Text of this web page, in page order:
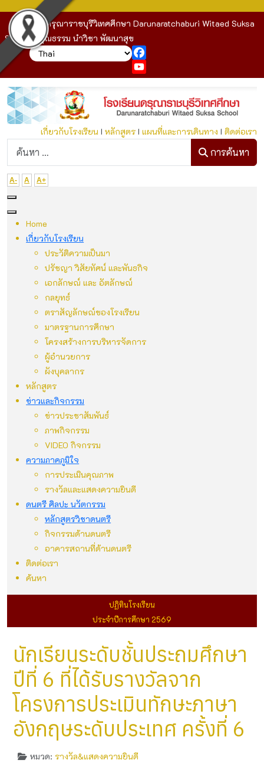
โรงเรียนดรุณาราชบุรีวิเทศศึกษา Darunaratchaburi Witaed Suksa
School : คุณธรรม นำวิชา พัฒนาสุข
YouTube
เกี่ยวกับโรงเรียนI หลักสูตรI แผนที่และการเดินทาง I ติดต่อเรา
ก
การค้นหา
A- A A+
Home
เกี่ยวกับโรงเรียน
ประวัติความเป็นมา
ปรัชญา วิสัยทัศน์ และพันธกิจ
เอกลักษณ์ และ อัตลักษณ์
กลยุทธ์
ตราสัญลักษณ์ของโรงเรียน
มาตรฐานการศึกษา
โครงสร้างการบริหารจัดการ
ผู้อำนวยการ
ผังบุคลากร
หลักสูตร
ข่าวและกิจกรรม
ข่าวประชาสัมพันธ์
ภาพกิจกรรม
VIDEO กิจกรรม
ความภาคภูมิใจ
การประเมินคุณภาพ
รางวัลและแสดงความยินดี
ดนตรี ศิลปะ นวัตกรรม
หลักสูตรวิชาดนตรี
กิจกรรมด้านดนตรี
อาคารสถานที่ด้านดนตรี
ติดต่อเรา
ค้นหา
ปฏิทินโรงเรียน
ประจำปีการศึกษา 2569
นักเรียนระดับชั้นประถมศึกษา
ปีที่ 6 ที่ได้รับรางวัลจาก
โครงการประเมินทักษะภาษา
อังกฤษระดับประเทศ ครั้งที่ 6
หมวด: รางวัล&แสดงความยินดี